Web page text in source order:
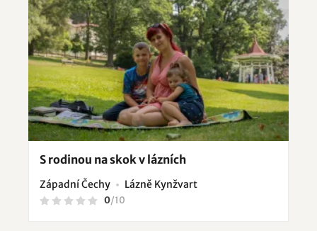
S rodinou na skok v lázních
Západní Čechy Lázně Kynžvart
0/10